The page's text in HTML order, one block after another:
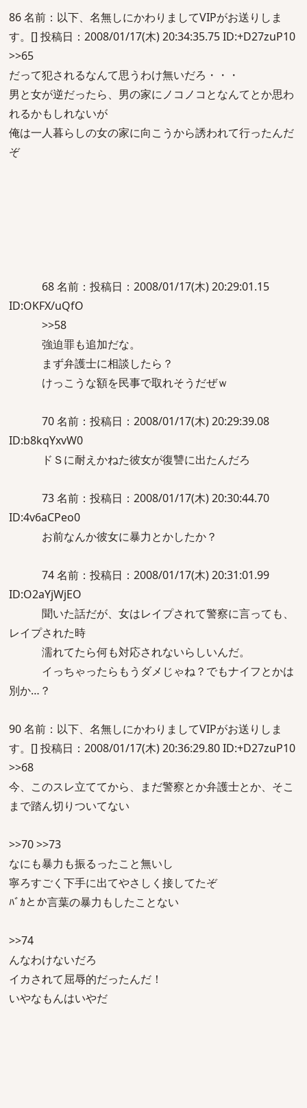
86 名前：以下、名無しにかわりましてVIPがお送りしま
す。[] 投稿日：2008/01/17(木) 20:34:35.75 ID:+D27zuP10
>>65
だって犯されるなんて思うわけ無いだろ・・・
男と女が逆だったら、男の家にノコノコとなんてとか思わ
れるかもしれないが
俺は一人暮らしの女の家に向こうから誘われて行ったんだ
ぞ
68 名前：投稿日：2008/01/17(木) 20:29:01.15
ID:OKFX/uQfO
>>58
強迫罪も追加だな。
まず弁護士に相談したら？
けっこうな額を民事で取れそうだぜｗ
70 名前：投稿日：2008/01/17(木) 20:29:39.08
ID:b8kqYxvW0
ドＳに耐えかねた彼女が復讐に出たんだろ
73 名前：投稿日：2008/01/17(木) 20:30:44.70
ID:4v6aCPeo0
お前なんか彼女に暴力とかしたか？
74 名前：投稿日：2008/01/17(木) 20:31:01.99
ID:O2aYjWjEO
聞いた話だが、女はレイプされて警察に言っても、
レイプされた時
濡れてたら何も対応されないらしいんだ。
イっちゃったらもうダメじゃね？でもナイフとかは
別か…？
90 名前：以下、名無しにかわりましてVIPがお送りしま
す。[] 投稿日：2008/01/17(木) 20:36:29.80 ID:+D27zuP10
>>68
今、このスレ立ててから、まだ警察とか弁護士とか、そこ
まで踏ん切りついてない
>>70 >>73
なにも暴力も振るったこと無いし
寧ろすごく下手に出てやさしく接してたぞ
ﾊﾞｶとか言葉の暴力もしたことない
>>74
んなわけないだろ
イカされて屈辱的だったんだ！
いやなもんはいやだ